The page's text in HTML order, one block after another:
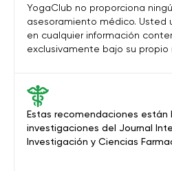
Estas recomendaciones están
investigaciones del Journal
Investigación y Ciencias
YogaClub no proporciona
asesoramiento médico. Usted
en cualquier información
exclusivamente bajo su propio